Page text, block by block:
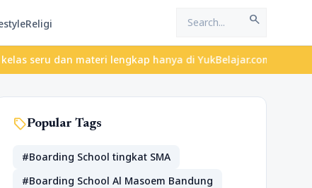
Religi search
dan materi lengkap hanya di YukBelajar.com. Mulai
sellPopular Tags
#Boarding School tingkat SMA
#Boarding School Al Masoem Bandung